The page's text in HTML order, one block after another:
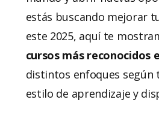
estás buscando mejorar
este 2025, aquí te
cursos más reconocidos
distintos enfoques según
estilo de aprendizaje y